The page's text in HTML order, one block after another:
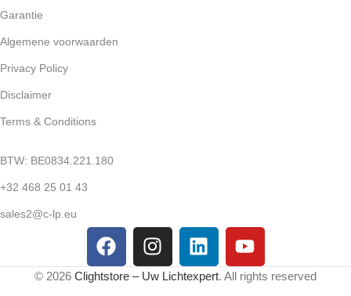
Garantie
Algemene voorwaarden
Privacy Policy
Disclaimer
Terms & Conditions
BTW: BE0834.221.180
+32 468 25 01 43
sales2@c-lp.eu
© 2026 Clightstore – Uw Lichtexpert. All rights reserved